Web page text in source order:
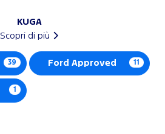
KUGA
Scopri di più
39 Ford Approved 11
1